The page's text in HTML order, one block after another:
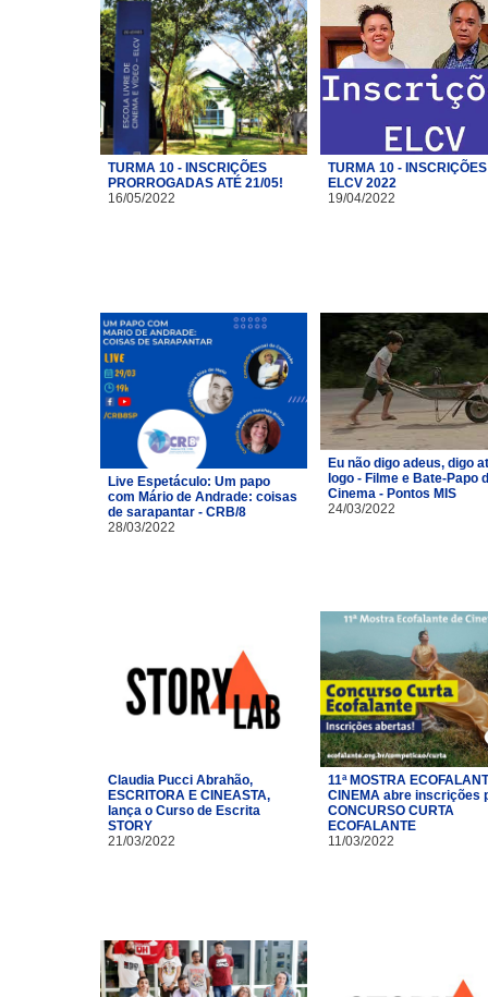
TURMA 10 - INSCRIÇÕES
PRORROGADAS ATÉ 21/05!
16/05/2022
TURMA 10 - INSCRIÇÕES
ELCV 2022
19/04/2022
Live Espetáculo: Um papo
com Mário de Andrade: coisas
de sarapantar - CRB/8
28/03/2022
Eu não digo adeus, digo
logo - Filme e Bate-Papo
Cinema - Pontos MIS
24/03/2022
Claudia Pucci Abrahão,
ESCRITORA E CINEASTA,
lança o Curso de Escrita
STORY
21/03/2022
11ª MOSTRA
CINEMA abre inscrições
CONCURSO CURTA
ECOFALANTE
11/03/2022